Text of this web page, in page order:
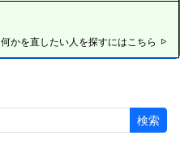
何かを直したい人を探すにはこちら
検索